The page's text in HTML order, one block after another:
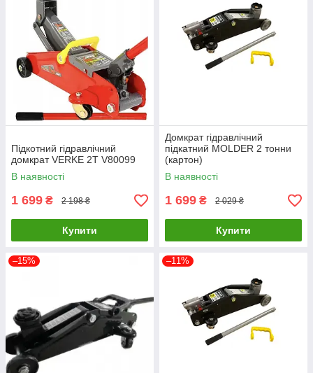
Підкотний гідравлічний
домкрат VERKE 2Т V80099
В наявності
1 699 ₴ 2 198 ₴
Купити
Домкрат гідравлічний
підкатний MOLDER 2 тонни
(картон)
В наявності
1 699 ₴ 2 029 ₴
Купити
–15% –11%